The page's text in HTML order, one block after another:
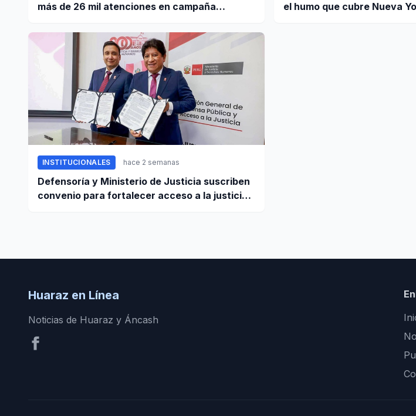
más de 26 mil atenciones en campaña
el humo que cubre Nueva
INSTITUCIONALES hace 2 semanas
Defensoría y Ministerio de Justicia suscriben
convenio para fortalecer acceso a la justicia
Huaraz en Línea
Noticias de Huaraz y Áncash